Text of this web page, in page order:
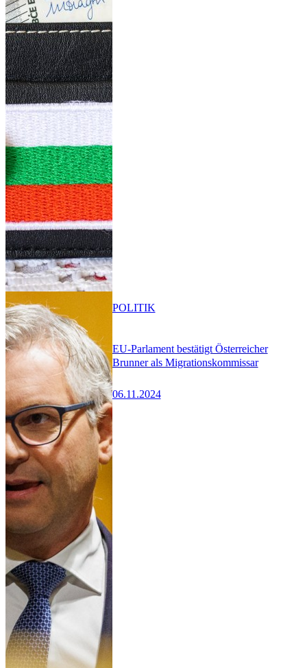
EU-Parlament bestätigt Österreicher
Brunner als Migrationskommissar
06.11.2024
POLITIK